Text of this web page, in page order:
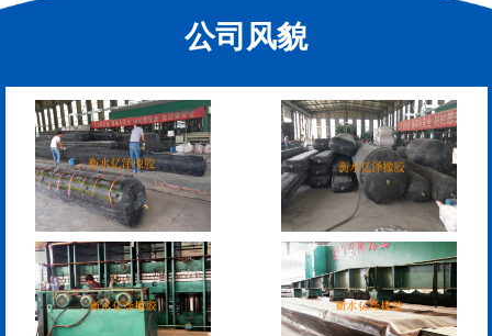
缩缝
L型桥梁伸缩缝 Z型桥梁伸缩缝
公司风貌